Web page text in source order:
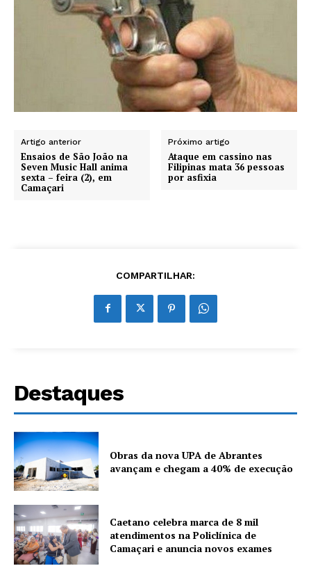
Artigo anterior
Ensaios de São João na
Seven Music Hall anima
sexta – feira (2), em
Camaçari
Próximo artigo
Ataque em cassino nas
Filipinas mata 36 pessoas
por asfixia
COMPARTILHAR:
Destaques
Obras da nova UPA de Abrantes
avançam e chegam a 40% de execução
Caetano celebra marca de 8 mil
atendimentos na Policlínica de
Camaçari e anuncia novos exames